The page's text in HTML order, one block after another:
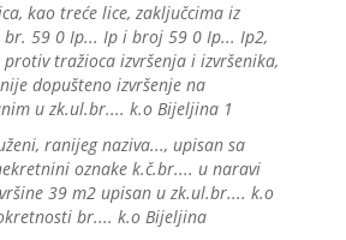
kao treće lice, zaključcima iz
br. 59 0 Ip... Ip i broj 59 0 Ip... Ip2,
tražioca izvršenja i izvršenika,
dopušteno izvršenje na
u zk.ul.br.... k.o Bijeljina 1
ranijeg naziva..., upisan sa
oznake k.č.br.... u naravi
39 m2 upisan u zk.ul.br.... k.o
br.... k.o Bijeljina